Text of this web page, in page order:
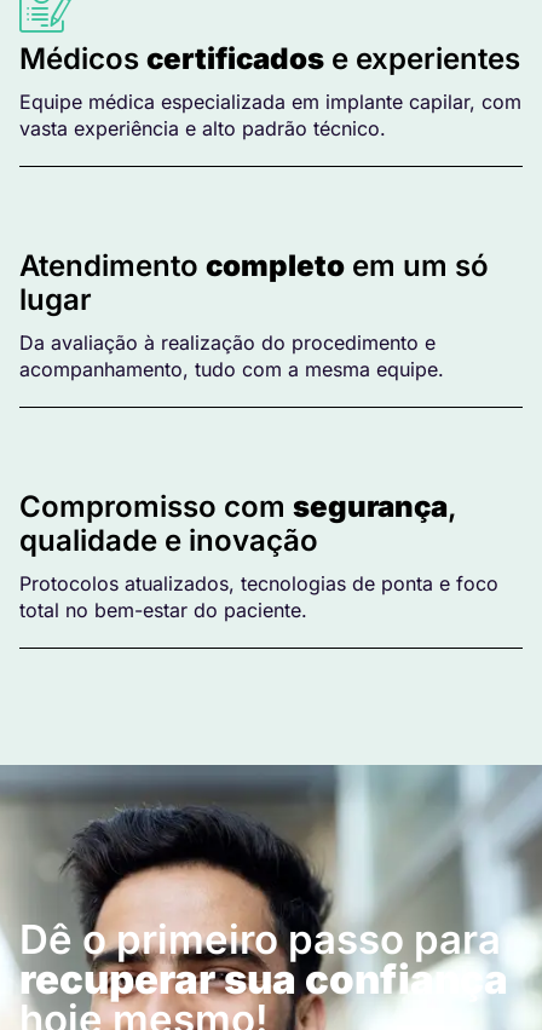
Médicos certificados e experientes
Equipe médica especializada em implante capilar, com
vasta experiência e alto padrão técnico.
Atendimento completo em um só
lugar
Da avaliação à realização do procedimento e
acompanhamento, tudo com a mesma equipe.
Compromisso com segurança,
qualidade e inovação
Protocolos atualizados, tecnologias de ponta e foco
total no bem-estar do paciente.
Dê o primeiro passo para
recuperar sua confiança
hoje mesmo!